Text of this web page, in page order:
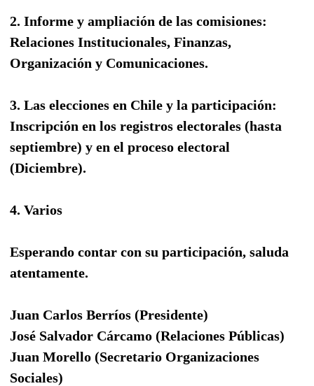
2. Informe y ampliación de las comisiones:
Relaciones Institucionales, Finanzas,
Organización y Comunicaciones.
3. Las elecciones en Chile y la participación:
Inscripción en los registros electorales (hasta
septiembre) y en el proceso electoral
(Diciembre).
4. Varios
Esperando contar con su participación, saluda
atentamente.
Juan Carlos Berríos (Presidente)
José Salvador Cárcamo (Relaciones Públicas)
Juan Morello (Secretario Organizaciones
Sociales)